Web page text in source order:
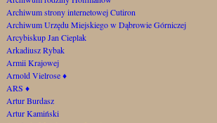
Archiwum strony internetowej Cutiron
Archiwum Urzędu Miejskiego w Dąbrowie Górniczej
Arcybiskup Jan Cieplak
Arkadiusz Rybak
Armii Krajowej
Arnold Vielrose♦
ARS ♦
Artur Burdasz
Artur Kamiński